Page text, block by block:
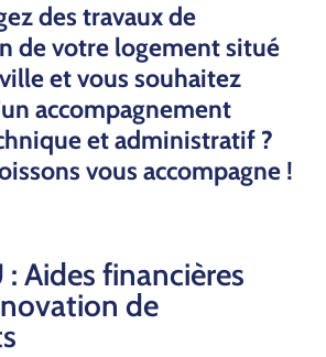
des travaux de
de votre logement situé
et vous souhaitez
accompagnement
et administratif ?
vous accompagne !
: Aides financières
de